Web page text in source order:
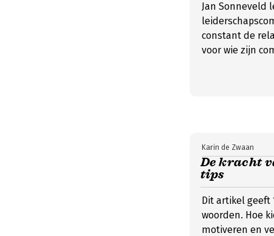
Jan Sonneveld
constant de
voor wie zijn
De kracht
tips
Karin de Zwaan
Dit artikel geeft
woorden. Hoe
motiveren en